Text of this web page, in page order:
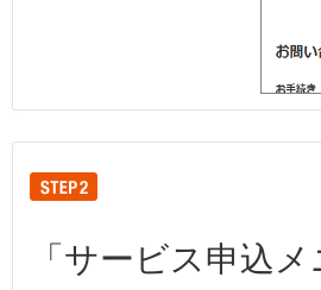
「サービス申込